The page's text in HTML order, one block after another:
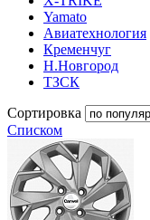
Yamato
Авиатехнология
Кременчуг
Н.Новгород
ТЗСК
Сортировка
Списком